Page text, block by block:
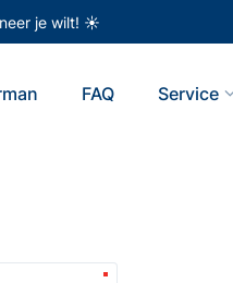
je wilt! ☀️
FAQ Service